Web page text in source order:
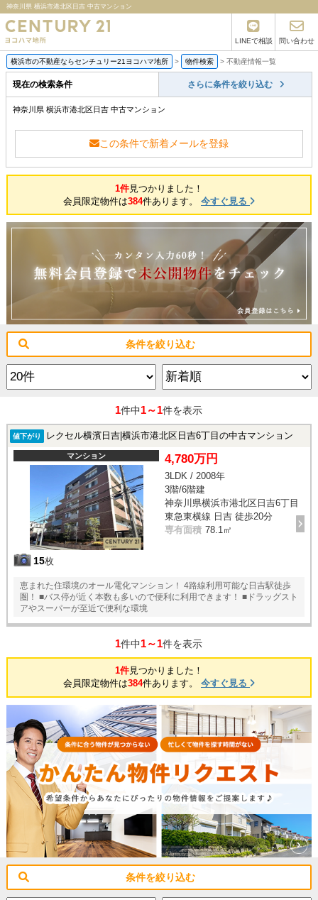
神奈川県 横浜市港北区日吉 中古マンション
LINEで相談 問い合わせ
横浜市の不動産ならセンチュリー21ヨコハマ地所 > 物件検索 > 不動産情報一覧
現在の検索条件 さらに条件を絞り込む
神奈川県 横浜市港北区日吉 中古マンション
この条件で新着メールを登録
1件見つかりました！
会員限定物件は384件あります。 今すぐ見る
条件を絞り込む
1件中1～1件を表示
値下がり レクセル横濱日吉|横浜市港北区日吉6丁目の中古マンション
マンション
15枚
4,780万円
3LDK / 2008年
3階/6階建
神奈川県横浜市港北区日吉6丁目
東急東横線 日吉 徒歩20分
専有面積 78.1㎡
恵まれた住環境のオール電化マンション！ 4路線利用可能な日吉駅徒歩
圏！ ■バス停が近く本数も多いので便利に利用できます！ ■ドラッグスト
アやスーパーが至近で便利な環境
1件中1～1件を表示
1件見つかりました！
会員限定物件は384件あります。 今すぐ見る
条件を絞り込む